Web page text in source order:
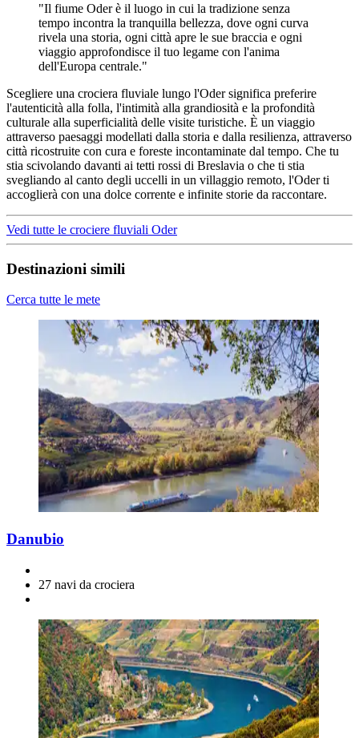
"Il fiume Oder è il luogo in cui la tradizione senza
tempo incontra la tranquilla bellezza, dove ogni curva
rivela una storia, ogni città apre le sue braccia e ogni
viaggio approfondisce il tuo legame con l'anima
dell'Europa centrale."
Scegliere una crociera fluviale lungo l'Oder significa preferire
l'autenticità alla folla, l'intimità alla grandiosità e la profondità
culturale alla superficialità delle visite turistiche. È un viaggio
attraverso paesaggi modellati dalla storia e dalla resilienza, attraverso
città ricostruite con cura e foreste incontaminate dal tempo. Che tu
stia scivolando davanti ai tetti rossi di Breslavia o che ti stia
svegliando al canto degli uccelli in un villaggio remoto, l'Oder ti
accoglierà con una dolce corrente e infinite storie da raccontare.
Vedi tutte le crociere fluviali Oder
Destinazioni simili
Cerca tutte le mete
Danubio
27 navi da crociera